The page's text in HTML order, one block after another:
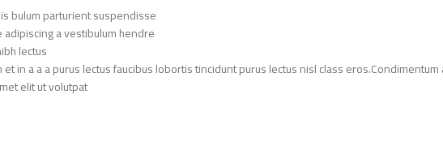
bulum parturient suspendisse.
a vestibulum hendre.
lectus.
in a a a purus lectus faucibus lobortis tincidunt purus lectus nisl class
elit ut volutpat.